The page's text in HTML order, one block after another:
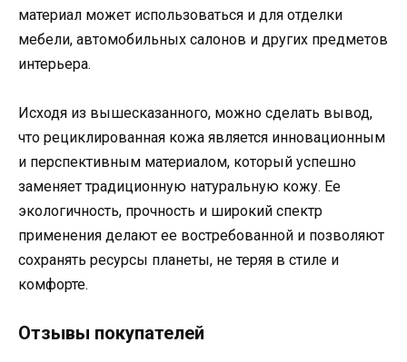
материал может использоваться и для отделки
мебели, автомобильных салонов и других предметов
интерьера.
Исходя из вышесказанного, можно сделать вывод,
что рециклированная кожа является инновационным
и перспективным материалом, который успешно
заменяет традиционную натуральную кожу. Ее
экологичность, прочность и широкий спектр
применения делают ее востребованной и позволяют
сохранять ресурсы планеты, не теряя в стиле и
комфорте.
Отзывы покупателей